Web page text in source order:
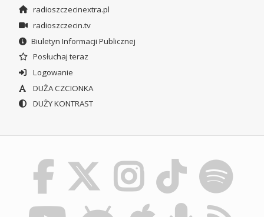
radioszczecinextra.pl
radioszczecin.tv
Biuletyn Informacji Publicznej
Posłuchaj teraz
Logowanie
DUŻA CZCIONKA
DUŻY KONTRAST